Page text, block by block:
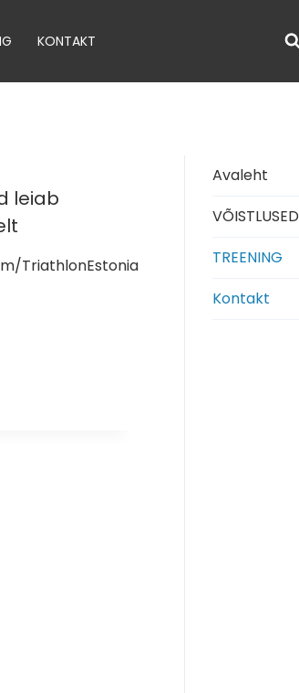
KONTAKT
leiab
TriathlonEstonia
Avaleht
VÕISTLUSED
TREENING
Kontakt